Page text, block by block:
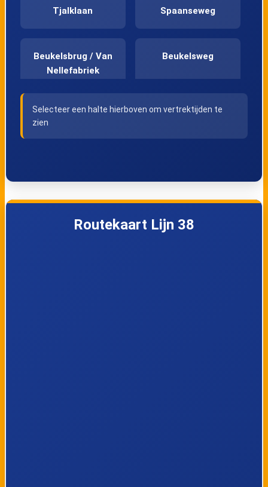
Tjalklaan Spaanseweg
Beukelsbrug / Van
Nellefabriek
Beukelsweg
Burgemeester
Beukelsdijk
Spoorsingel
Selecteer een halte hierboven om vertrektijden te
zien
Routekaart Lijn 38